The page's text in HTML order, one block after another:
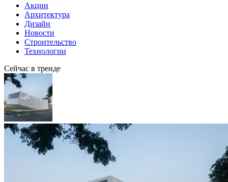
Акции
Архитектура
Дизайн
Новости
Строительство
Технологии
Сейчас в тренде